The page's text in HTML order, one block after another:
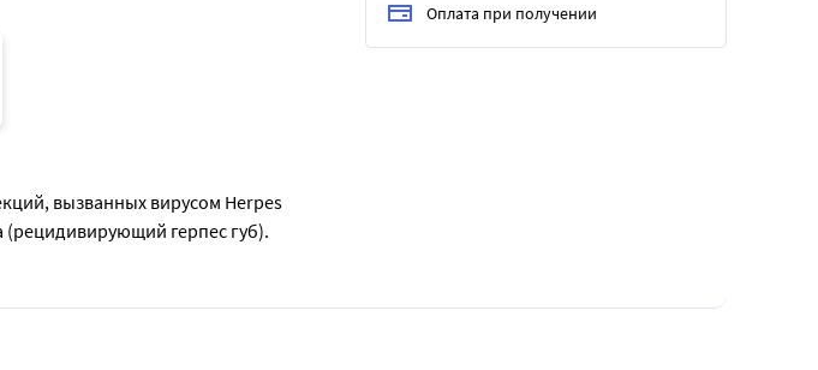
вызванных вирусом Herpes
(рецидивирующий герпес губ).
Оплата при получении